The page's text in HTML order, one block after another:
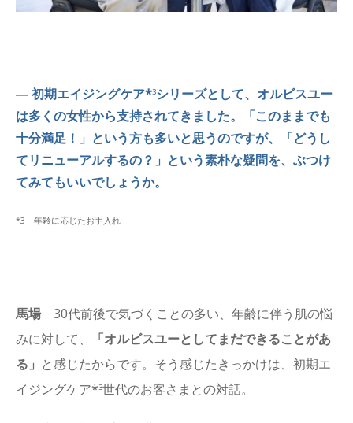
― 初期エイジングケア*3シリーズとして、オルビスユー
は多くの女性から支持されてきました。「このままでも
十分満足！」という方も多いと思うのですが、「どうし
てリニューアルするの？」という素朴な疑問を、ぶつけ
てみてもいいでしょうか。
*3 年齢に応じたお手入れ
馬場 30代前後で気づくことの多い、年齢に伴う肌の悩
みに対して、
「オルビスユーとしてまだできることがあ
る」 と感じたからです。そう感じたきっかけは、初期エ
イジングケア*3世代のお客さまとの対話。